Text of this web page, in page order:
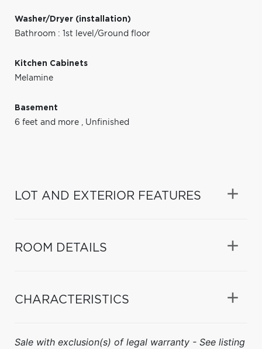
Washer/Dryer (installation)
Bathroom : 1st level/Ground floor
Kitchen Cabinets
Melamine
Basement
6 feet and more , Unfinished
LOT AND EXTERIOR FEATURES
ROOM DETAILS
CHARACTERISTICS
Sale with exclusion(s) of legal warranty - See listing